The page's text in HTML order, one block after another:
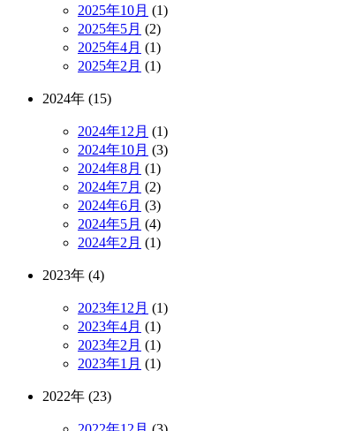
2025年10月 (1)
2025年5月 (2)
2025年4月 (1)
2025年2月 (1)
2024年 (15)
2024年12月 (1)
2024年10月 (3)
2024年8月 (1)
2024年7月 (2)
2024年6月 (3)
2024年5月 (4)
2024年2月 (1)
2023年 (4)
2023年12月 (1)
2023年4月 (1)
2023年2月 (1)
2023年1月 (1)
2022年 (23)